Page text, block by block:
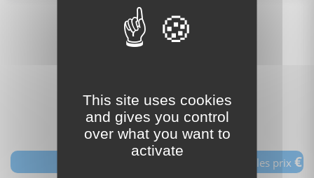
voir les prix €
This site uses cookies
and gives you control
over what you want to
activate